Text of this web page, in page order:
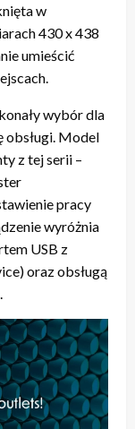
w
430 x 438
umieścić
wybór dla
obsługi. Model
z tej serii –
pracy
wyróżnia
USB z
oraz obsługą